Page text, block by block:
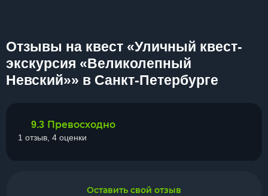
Отзывы на квест «Уличный квест-
экскурсия «Великолепный
Невский»» в Санкт-Петербурге
9.3 Превосходно
1 отзыв, 4 оценки
Оставить свой отзыв